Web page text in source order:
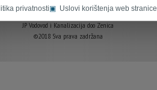
JP Vodovod i Kanalizacija doo Zenica
©2018 Sva prava zadržana
privatnosti▣ Uslovi korištenja web stranice